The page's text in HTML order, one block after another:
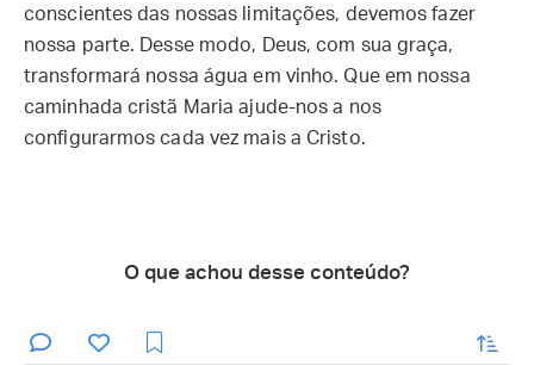
conscientes das nossas limitações, devemos fazer
nossa parte. Desse modo, Deus, com sua graça,
transformará nossa água em vinho. Que em nossa
caminhada cristã Maria ajude-nos a nos
configurarmos cada vez mais a Cristo.
O que achou desse conteúdo?
enviar